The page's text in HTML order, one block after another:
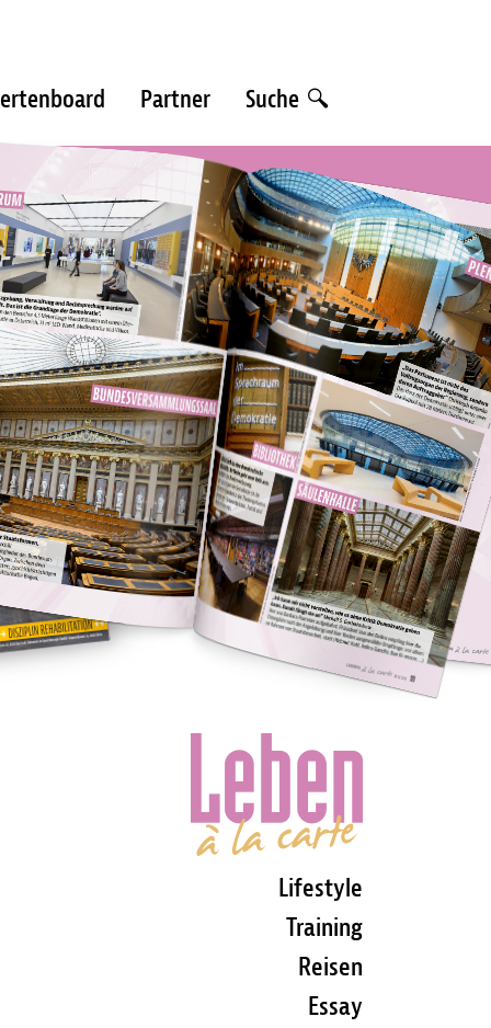
Partner Suche
Lifestyle
Training
Reisen
Essay